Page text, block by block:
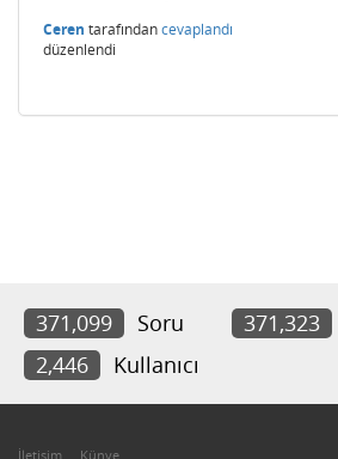
Ceren tarafındancevaplandı
düzenlendi
371,099 Soru 371,323
2,446
Kullanıcı
İletişim Künye